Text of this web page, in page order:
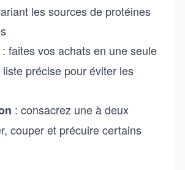
les sources de protéines
: faites vos achats en une seule
précise pour éviter les
: consacrez une à deux
couper et précuire certains